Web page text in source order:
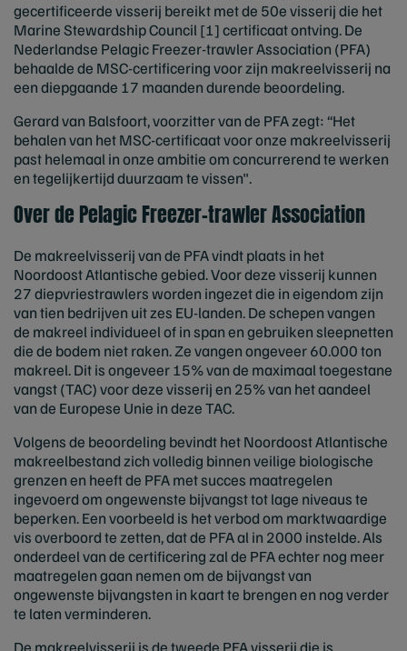
gecertificeerde visserij bereikt met de 50e visserij die het
Marine Stewardship Council [1] certificaat ontving. De
Nederlandse Pelagic Freezer-trawler Association (PFA)
behaalde de MSC-certificering voor zijn makreelvisserij na
een diepgaande 17 maanden durende beoordeling.
Gerard van Balsfoort, voorzitter van de PFA zegt: “Het
behalen van het MSC-certificaat voor onze makreelvisserij
past helemaal in onze ambitie om concurrerend te werken
en tegelijkertijd duurzaam te vissen".
Over de Pelagic Freezer-trawler Association
De makreelvisserij van de PFA vindt plaats in het
Noordoost Atlantische gebied. Voor deze visserij kunnen
27 diepvriestrawlers worden ingezet die in eigendom zijn
van tien bedrijven uit zes EU-landen. De schepen vangen
de makreel individueel of in span en gebruiken sleepnetten
die de bodem niet raken. Ze vangen ongeveer 60.000 ton
makreel. Dit is ongeveer 15% van de maximaal toegestane
vangst (TAC) voor deze visserij en 25% van het aandeel
van de Europese Unie in deze TAC.
Volgens de beoordeling bevindt het Noordoost Atlantische
makreelbestand zich volledig binnen veilige biologische
grenzen en heeft de PFA met succes maatregelen
ingevoerd om ongewenste bijvangst tot lage niveaus te
beperken. Een voorbeeld is het verbod om marktwaardige
vis overboord te zetten, dat de PFA al in 2000 instelde. Als
onderdeel van de certificering zal de PFA echter nog meer
maatregelen gaan nemen om de bijvangst van
ongewenste bijvangsten in kaart te brengen en nog verder
te laten verminderen.
De makreelvisserij is de tweede PFA visserij die is